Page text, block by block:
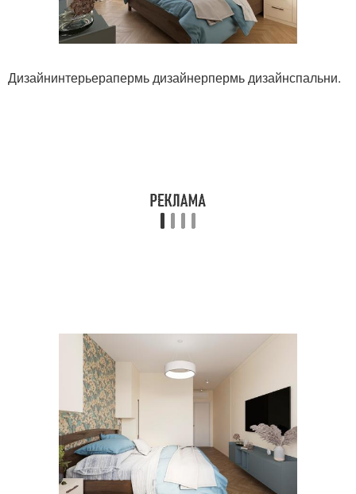
Дизайнинтерьерапермь дизайнерпермь дизайнспальни.